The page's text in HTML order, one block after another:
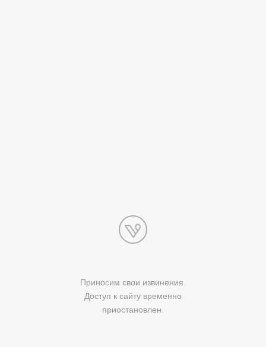
Приносим свои извинения.
Доступ к сайту временно
приостановлен.